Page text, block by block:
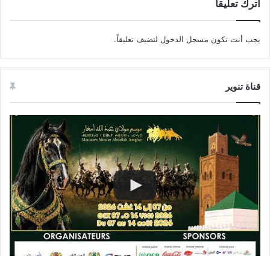
اترك تعليقاً
يجب أنت تكون مسجل الدخول لتضيف تعليقاً.
قناة تنوير